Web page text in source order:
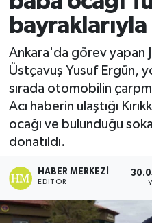
bayraklarıyla
Ankara'da görev yapan
Üstçavuş Yusuf Ergün,
sırada otomobilin
Acı haberin ulaştığı
ocağı ve bulunduğu
donatıldı.
HABER MERKEZI
EDITÖR
Ekonomi
Sağlık
Tokat Haber